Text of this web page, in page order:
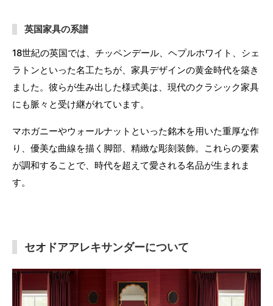
英国家具の系譜
18世紀の英国では、チッペンデール、ヘプルホワイト、シェ
ラトンといった名工たちが、家具デザインの黄金時代を築き
ました。彼らが生み出した様式美は、現代のクラシック家具
にも脈々と受け継がれています。
マホガニーやウォールナットといった銘木を用いた重厚な作
り、優美な曲線を描く脚部、精緻な彫刻装飾。これらの要素
が調和することで、時代を超えて愛される名品が生まれま
す。
セオドアアレキサンダーについて